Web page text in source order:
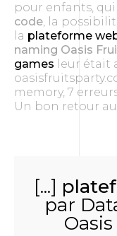
pour enfants,
code, la
la plateforme
naming Oasis
games leur était
memory, 7
Un bon retour
[...]
par